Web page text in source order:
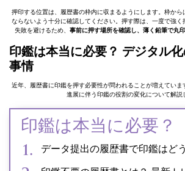
押印する位置は、履歴書の枠内に収まるようにします。枠から
ならないよう十分に確認してください。押す際は、一度で強く
失敗を避けるため、 事前に押す場所を確認し、薄く鉛筆で丸
印鑑は本当に必要？ デジタル
事情
近年、履歴書に印鑑を押す必要性が問われることが増えてい
進展に伴う印鑑の役割の変化について解説
印鑑は本当に必要？
データ提出の履歴書で印鑑はど